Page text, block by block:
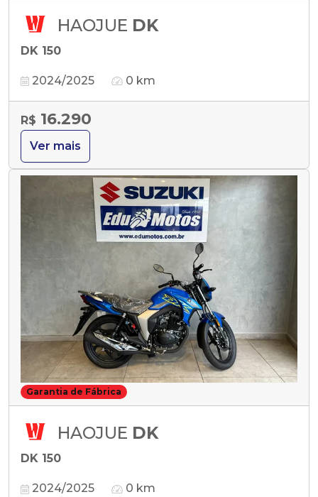
HAOJUE DK
DK 150
2024/2025 0 km
R$ 16.290
Ver mais
Garantia de Fábrica
HAOJUE DK
DK 150
2024/2025 0 km